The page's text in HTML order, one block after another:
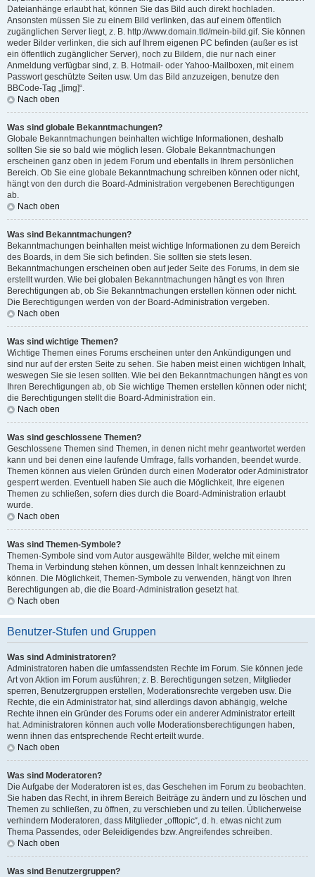
Dateianhänge erlaubt hat, können Sie das Bild auch direkt hochladen.
Ansonsten müssen Sie zu einem Bild verlinken, das auf einem öffentlich
zugänglichen Server liegt, z. B. http://www.domain.tld/mein-bild.gif. Sie können
weder Bilder verlinken, die sich auf Ihrem eigenen PC befinden (außer es ist
ein öffentlich zugänglicher Server), noch zu Bildern, die nur nach einer
Anmeldung verfügbar sind, z. B. Hotmail- oder Yahoo-Mailboxen, mit einem
Passwort geschützte Seiten usw. Um das Bild anzuzeigen, benutze den
BBCode-Tag „[img]“.
Nach oben
Was sind globale Bekanntmachungen?
Globale Bekanntmachungen beinhalten wichtige Informationen, deshalb
sollten Sie sie so bald wie möglich lesen. Globale Bekanntmachungen
erscheinen ganz oben in jedem Forum und ebenfalls in Ihrem persönlichen
Bereich. Ob Sie eine globale Bekanntmachung schreiben können oder nicht,
hängt von den durch die Board-Administration vergebenen Berechtigungen
ab.
Nach oben
Was sind Bekanntmachungen?
Bekanntmachungen beinhalten meist wichtige Informationen zu dem Bereich
des Boards, in dem Sie sich befinden. Sie sollten sie stets lesen.
Bekanntmachungen erscheinen oben auf jeder Seite des Forums, in dem sie
erstellt wurden. Wie bei globalen Bekanntmachungen hängt es von Ihren
Berechtigungen ab, ob Sie Bekanntmachungen erstellen können oder nicht.
Die Berechtigungen werden von der Board-Administration vergeben.
Nach oben
Was sind wichtige Themen?
Wichtige Themen eines Forums erscheinen unter den Ankündigungen und
sind nur auf der ersten Seite zu sehen. Sie haben meist einen wichtigen Inhalt,
weswegen Sie sie lesen sollten. Wie bei den Bekanntmachungen hängt es von
Ihren Berechtigungen ab, ob Sie wichtige Themen erstellen können oder nicht;
die Berechtigungen stellt die Board-Administration ein.
Nach oben
Was sind geschlossene Themen?
Geschlossene Themen sind Themen, in denen nicht mehr geantwortet werden
kann und bei denen eine laufende Umfrage, falls vorhanden, beendet wurde.
Themen können aus vielen Gründen durch einen Moderator oder Administrator
gesperrt werden. Eventuell haben Sie auch die Möglichkeit, Ihre eigenen
Themen zu schließen, sofern dies durch die Board-Administration erlaubt
wurde.
Nach oben
Was sind Themen-Symbole?
Themen-Symbole sind vom Autor ausgewählte Bilder, welche mit einem
Thema in Verbindung stehen können, um dessen Inhalt kennzeichnen zu
können. Die Möglichkeit, Themen-Symbole zu verwenden, hängt von Ihren
Berechtigungen ab, die die Board-Administration gesetzt hat.
Nach oben
Benutzer-Stufen und Gruppen
Was sind Administratoren?
Administratoren haben die umfassendsten Rechte im Forum. Sie können jede
Art von Aktion im Forum ausführen; z. B. Berechtigungen setzen, Mitglieder
sperren, Benutzergruppen erstellen, Moderationsrechte vergeben usw. Die
Rechte, die ein Administrator hat, sind allerdings davon abhängig, welche
Rechte ihnen ein Gründer des Forums oder ein anderer Administrator erteilt
hat. Administratoren können auch volle Moderationsberechtigungen haben,
wenn ihnen das entsprechende Recht erteilt wurde.
Nach oben
Was sind Moderatoren?
Die Aufgabe der Moderatoren ist es, das Geschehen im Forum zu beobachten.
Sie haben das Recht, in ihrem Bereich Beiträge zu ändern und zu löschen und
Themen zu schließen, zu öffnen, zu verschieben und zu teilen. Üblicherweise
verhindern Moderatoren, dass Mitglieder „offtopic“, d. h. etwas nicht zum
Thema Passendes, oder Beleidigendes bzw. Angreifendes schreiben.
Nach oben
Was sind Benutzergruppen?